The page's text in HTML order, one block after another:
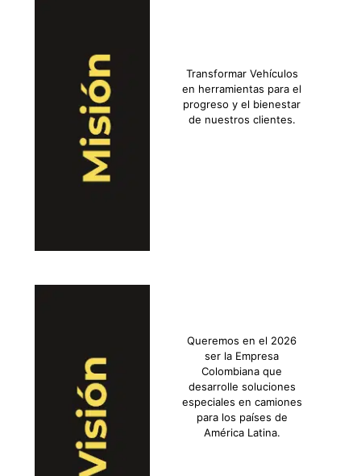
Transformar Vehículos
en herramientas para el
progreso y el bienestar
de nuestros clientes.
Queremos en el 2026
ser la Empresa
Colombiana que
desarrolle soluciones
especiales en camiones
para los países de
América Latina.